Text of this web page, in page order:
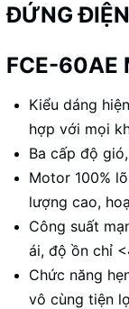
ĐỨNG
FCE-60AE
Kiểu dáng
hợp với mọi
Ba cấp độ
Motor 100%
lượng cao,
Công suất
ái, độ ồn chỉ
Chức năng
vô cùng tiện